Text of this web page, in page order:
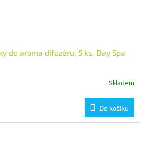
do aroma difuzéru, 5 ks, Day Spa
Skladem
Do košíku